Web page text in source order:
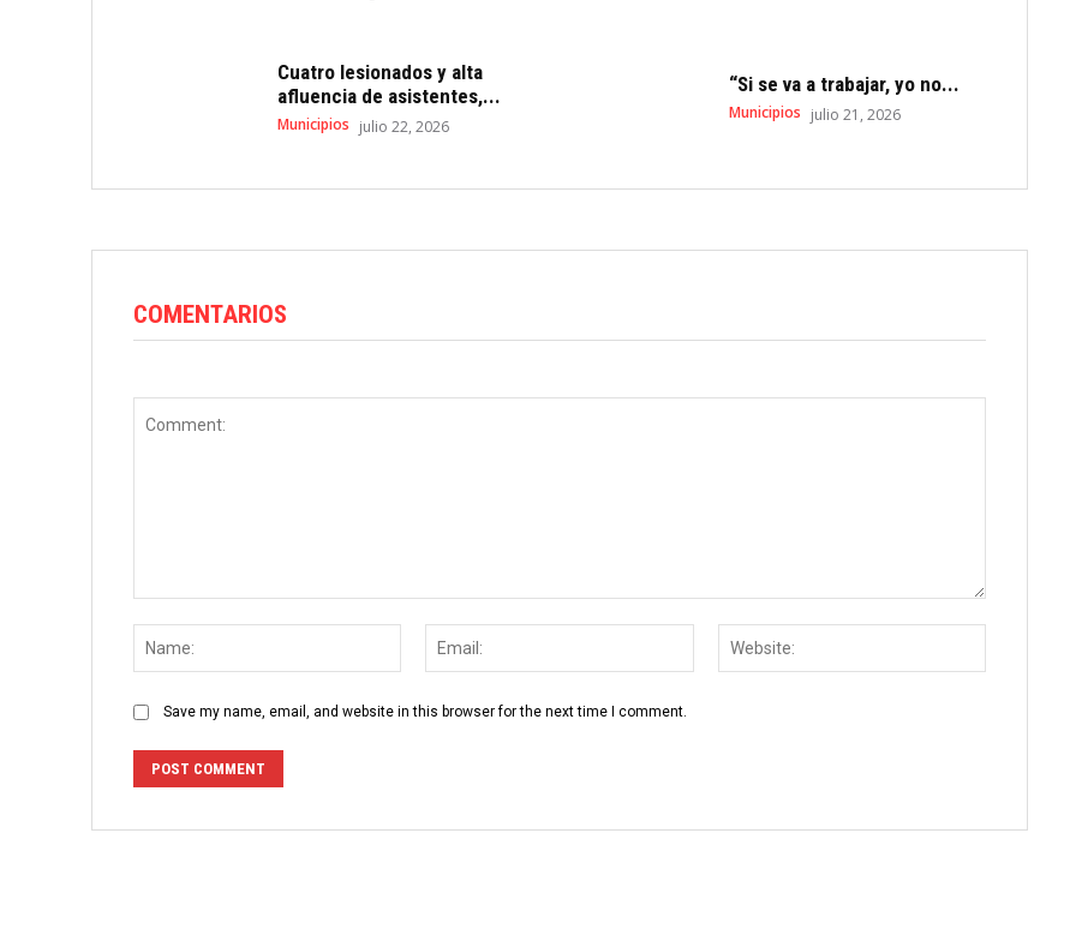
Cuatro lesionados y alta
afluencia de asistentes,...
Municipios julio 22, 2026
“Si se va a trabajar, yo no...
Municipios julio 21, 2026
COMENTARIOS
Save my name, email, and website in this browser for the next time I comment.